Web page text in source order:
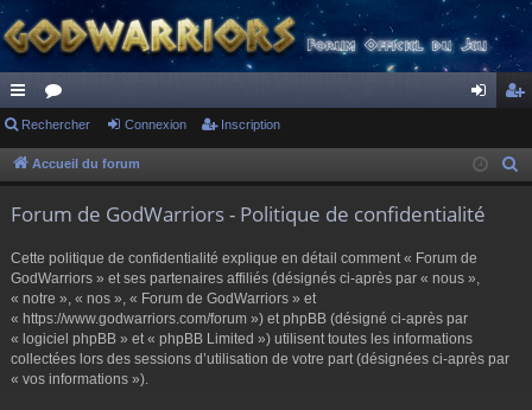
ac
co
s
or
u ne cri
Rechercher Connexion Inscription
Accueil du forum
Forum de GodWarriors - Politique de confidentialité
Cette politique de confidentialité explique en détail comment « Forum de
GodWarriors » et ses partenaires affiliés (désignés ci-après par « nous »,
« notre », « nos », « Forum de GodWarriors » et
« https://www.godwarriors.com/forum ») et phpBB (désigné ci-après par
« logiciel phpBB » et « phpBB Limited ») utilisent toutes les informations
collectées lors des sessions d’utilisation de votre part (désignées ci-après par
« vos informations »).